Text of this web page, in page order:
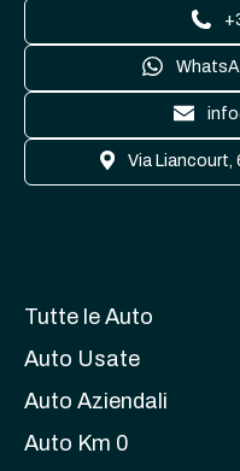
Via Liancourt,
Tutte le Auto
Auto Usate
Auto Aziendali
Auto Km 0